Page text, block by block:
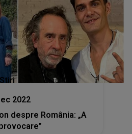
Stiri
2022
despre România: „A